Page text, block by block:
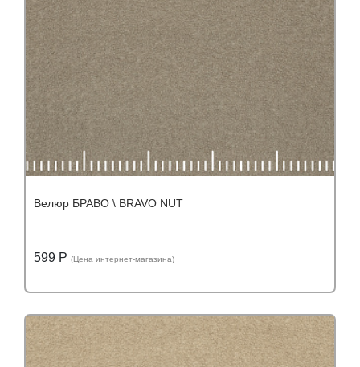
Велюр БРАВО \ BRAVO NUT
599 Р (Цена интернет-магазина)